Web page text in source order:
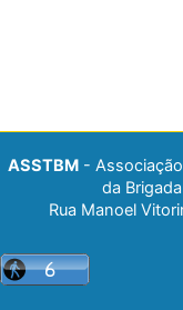
ASSTBM -
da
Rua Manoel